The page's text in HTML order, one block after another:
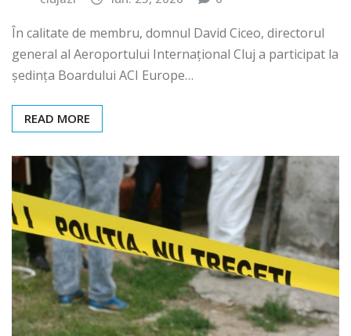
În calitate de membru, domnul David Ciceo, directorul
general al Aeroportului Internațional Cluj a participat la
ședința Boardului ACI Europe…
READ MORE